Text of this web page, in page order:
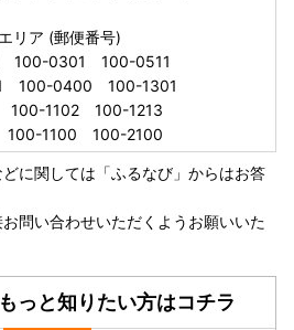
リア (郵便番号)
0301 100-0511
100-0400 100-1301
1102 100-1213
1100 100-2100
に関しては「ふるなび」からはお答
問い合わせいただくようお願いいた
っと知りたい方はコチラ